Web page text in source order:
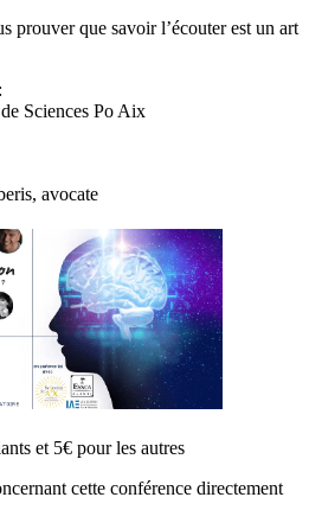
prouver que savoir l’écouter est un art
Sciences Po Aix
avocate
et 5€ pour les autres
cette conférence directement